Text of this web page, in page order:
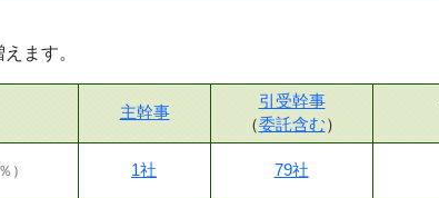
ます。
主幹事
引受幹事
（委託含む）
） 1社 79社